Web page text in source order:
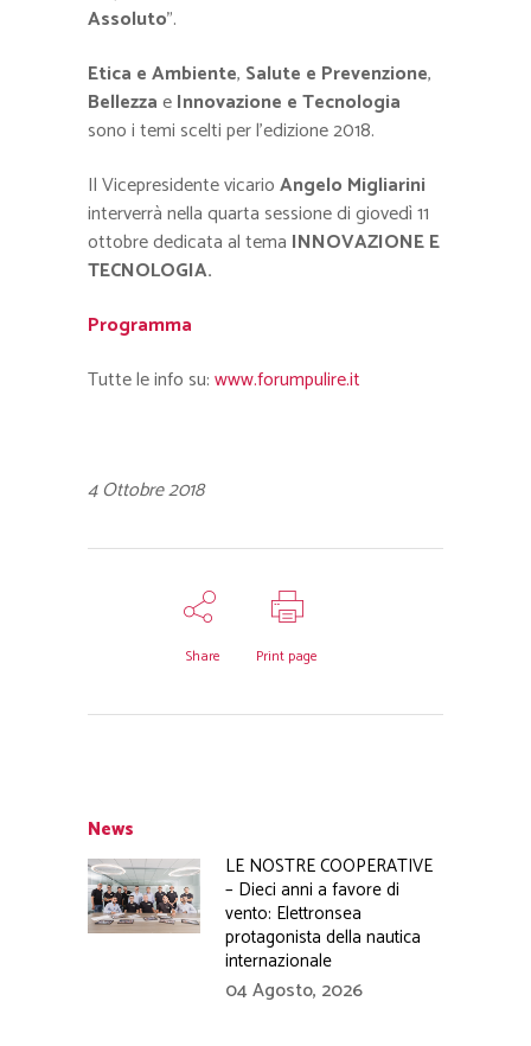
Assoluto”.
Etica e Ambiente, Salute e Prevenzione,
BellezzaeInnovazione e Tecnologia
sono i temi scelti per l’edizione 2018.
Il Vicepresidente vicarioAngelo Migliarini
interverrà nella quarta sessione di giovedì 11
ottobre dedicata al tema INNOVAZIONE E
TECNOLOGIA.
Programma
Tutte le info su:www.forumpulire.it
4 Ottobre 2018
Share Print page
News
LE NOSTRE COOPERATIVE
– Dieci anni a favore di
vento: Elettronsea
protagonista della nautica
internazionale
04 Agosto, 2026